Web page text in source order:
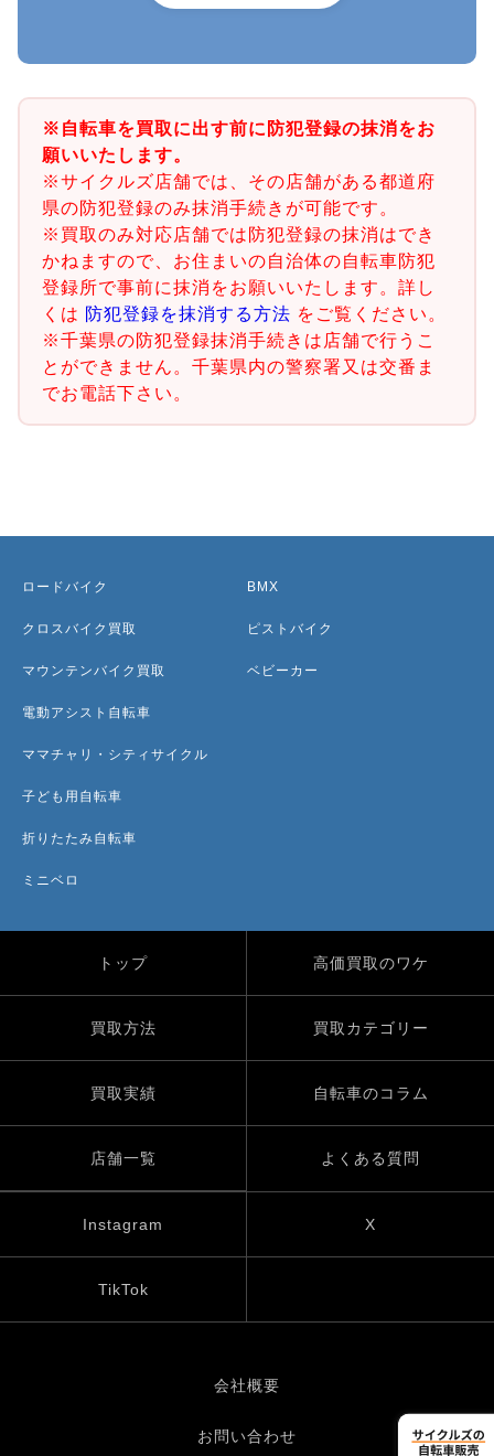
※自転車を買取に出す前に防犯登録の抹消をお
願いいたします。
※サイクルズ店舗では、その店舗がある都道府
県の防犯登録のみ抹消手続きが可能です。
※買取のみ対応店舗では防犯登録の抹消はでき
かねますので、お住まいの自治体の自転車防犯
登録所で事前に抹消をお願いいたします。詳し
くは 防犯登録を抹消する方法 をご覧ください。
※千葉県の防犯登録抹消手続きは店舗で行うこ
とができません。千葉県内の警察署又は交番ま
でお電話下さい。
ロードバイク
クロスバイク買取
マウンテンバイク買取
電動アシスト自転車
ママチャリ・シティサイクル
子ども用自転車
折りたたみ自転車
ミニベロ
BMX
ピストバイク
ベビーカー
トップ 高価買取のワケ
買取方法 買取カテゴリー
買取実績 自転車のコラム
店舗一覧 よくある質問
Instagram X
TikTok
会社概要
お問い合わせ